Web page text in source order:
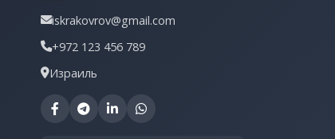
iskrakovrov@gmail.com
+972 123 456 789
Израиль